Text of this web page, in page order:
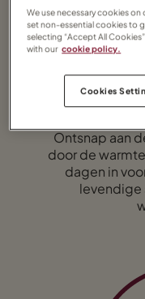
Ontsnap aan
door de
dagen in
levendige
We use necessary cookies
set non-essential cookies to
selecting “Accept All
with our cookie policy.
Cookies